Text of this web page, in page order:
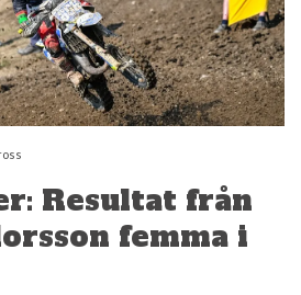
Resultat från
femma i